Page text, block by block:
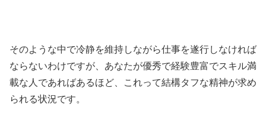
そのような中で冷静を維持しながら仕事を遂行しなければ
ならないわけですが、あなたが優秀で経験豊富でスキル満
載な人であればあるほど、これって結構タフな精神が求め
られる状況です。